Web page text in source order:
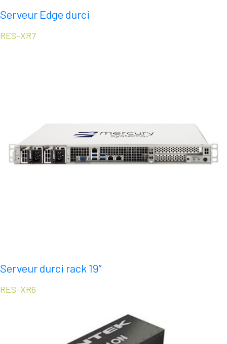
Serveur Edge durci
RES-XR7
Serveur durci rack 19″
RES-XR6